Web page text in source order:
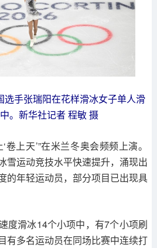
手张瑞阳在花样滑冰女子单人滑
。新华社记者 程敏 摄
卷上天’”在米兰冬奥会频频上演。
雪运动竞技水平快速提升，涌现出
的年轻运动员，部分项目已出现具
度滑冰14个小项中，有7个小项刷
有多名运动员在同场比赛中连续打